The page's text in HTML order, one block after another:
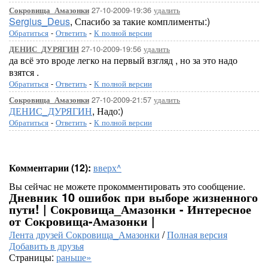
Сокровища_Амазонки 27-10-2009-19:36 удалить
Sergius_Deus, Спасибо за такие комплименты:)
Обратиться - Ответить - К полной версии
ДЕНИС_ДУРЯГИН 27-10-2009-19:56 удалить
да всё это вроде легко на первый взгляд , но за это надо
взятся .
Обратиться - Ответить - К полной версии
Сокровища_Амазонки 27-10-2009-21:57 удалить
ДЕНИС_ДУРЯГИН, Надо:)
Обратиться - Ответить - К полной версии
Комментарии (12): вверх^
Вы сейчас не можете прокомментировать это сообщение.
Дневник 10 ошибок при выборе жизненного
пути! | Сокровища_Амазонки - Интересное
от Сокровища-Амазонки |
Лента друзей Сокровища_Амазонки /Полная версия
Добавить в друзья
Страницы: раньше»